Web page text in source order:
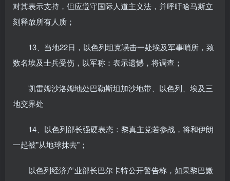
对其表示支持，但应遵守国际人道主义法，并呼吁哈马斯立
刻释放所有人质；
13、当地22日，以色列坦克误击一处埃及军事哨所，致
数名埃及士兵受伤，以军称：表示遗憾，将调查；
凯雷姆沙洛姆地处巴勒斯坦加沙地带、以色列、埃及三
地交界处
14、以色列部长强硬表态：黎真主党若参战，将和伊朗
一起被"从地球抹去"；
以色列经济产业部长巴尔卡特公开警告称，如果黎巴嫩